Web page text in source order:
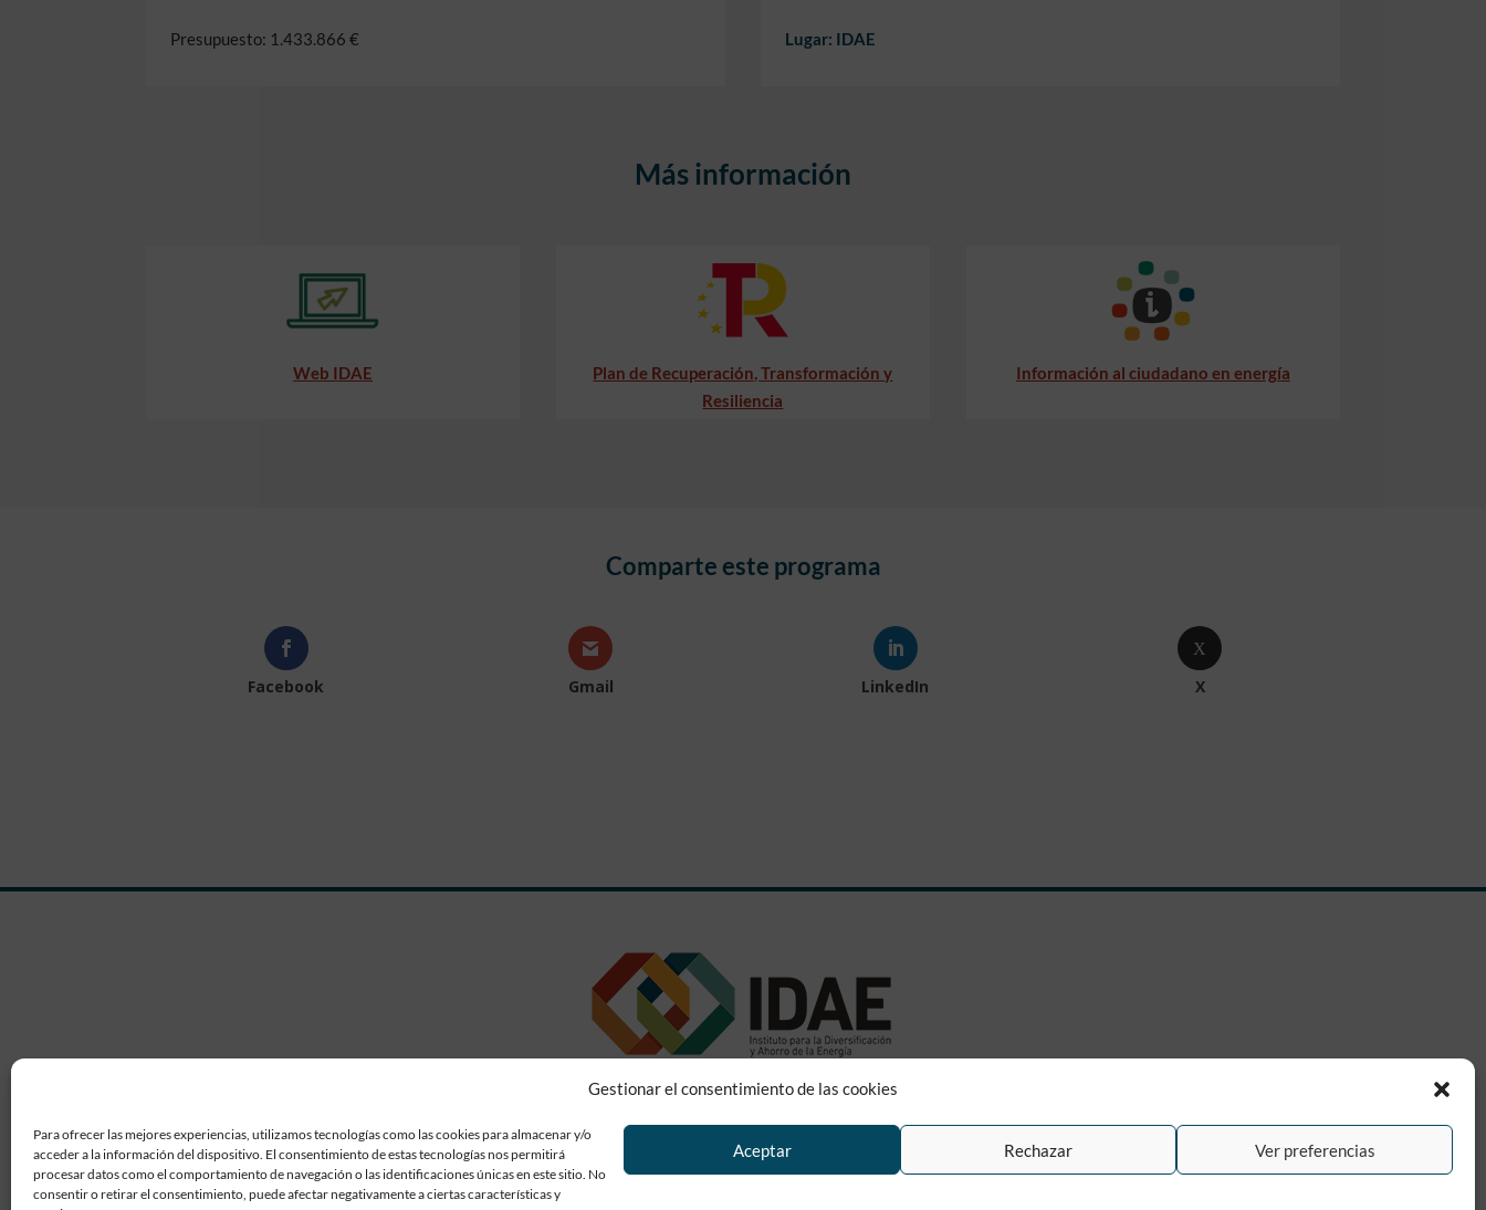
Gestionar el consentimiento de las cookies
Para ofrecer las mejores experiencias, utilizamos tecnologías como las cookies para almacenar y/o
acceder a la información del dispositivo. El consentimiento de estas tecnologías nos permitirá
procesar datos como el comportamiento de navegación o las identificaciones únicas en este sitio. No
consentir o retirar el consentimiento, puede afectar negativamente a ciertas características y
Aceptar Rechazar Ver preferencias
Presupuesto: 1.433.866 € Lugar: IDAE
Más información
Web IDAE
Plan de Recuperación, Transformación y
Resiliencia
Información al ciudadano en energía
Comparte este programa
Facebook Gmail LinkedIn X
Conócenos|Contacto